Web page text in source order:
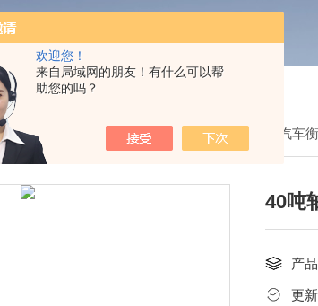
欢迎您！
来自局域网的朋友！有什么可以帮
助您的吗？
我的位置： >产品中心 >便携式电子汽车
40吨
产
更